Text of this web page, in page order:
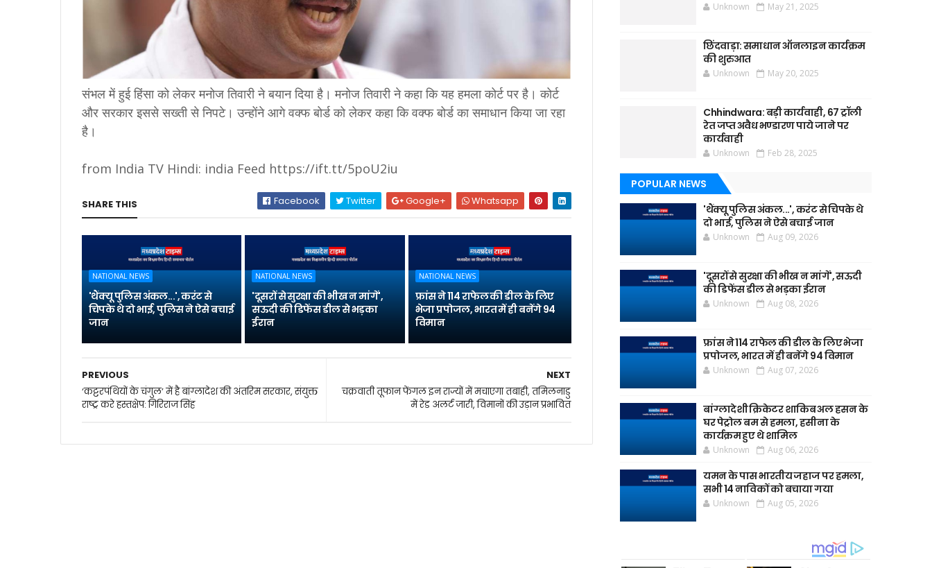
संभल में हुई हिंसा को लेकर मनोज तिवारी ने बयान दिया है। मनोज तिवारी ने कहा कि यह हमला कोर्ट पर है। कोर्ट
और सरकार इससे सख्ती से निपटे। उन्होंने आगे वक्फ बोर्ड को लेकर कहा कि वक्फ बोर्ड का समाधान किया जा रहा
है।
from India TV Hindi: india Feed https://ift.tt/5poU2iu
SHARE THIS Facebook Twitter Google+ Whatsapp
NATIONAL NEWS
'थैंक्यू पुलिस अंकल...', करंट से
चिपके थे दो भाई, पुलिस ने ऐसे बचाई
जान
NATIONAL NEWS
'दूसरों से सुरक्षा की भीख न मांगें',
सऊदी की डिफेंस डील से भड़का
ईरान
NATIONAL NEWS
फ्रांस ने 114 राफेल की डील के लिए
भेजा प्रपोजल, भारत में ही बनेंगे 94
विमान
NEXT
चक्रवाती तूफान फेंगल इन राज्यों में मचाएगा तबाही, तमिलनाडु
में रेड अलर्ट जारी, विमानों की उड़ान प्रभावित
PREVIOUS
‘कट्टरपंथियों के चंगुल’ में है बांग्लादेश की अंतरिम सरकार, संयुक्त
राष्ट्र करे हस्तक्षेप: गिरिराज सिंह
Unknown May 21, 2025
छिंदवाड़ा: समाधान ऑनलाइन कार्यक्रम
की शुरुआत
Unknown May 20, 2025
Chhindwara: बड़ी कार्यवाही, 67 ट्रॉली
रेत जप्त अवैध भण्डारण पाये जाने पर
कार्यवाही
Unknown Feb 28, 2025
POPULAR NEWS
'थैंक्यू पुलिस अंकल...', करंट से चिपके थे
दो भाई, पुलिस ने ऐसे बचाई जान
Unknown Aug 09, 2026
'दूसरों से सुरक्षा की भीख न मांगें', सऊदी
की डिफेंस डील से भड़का ईरान
Unknown Aug 08, 2026
फ्रांस ने 114 राफेल की डील के लिए भेजा
प्रपोजल, भारत में ही बनेंगे 94 विमान
Unknown Aug 07, 2026
बांग्लादेशी क्रिकेटर शाकिब अल हसन के
घर पेट्रोल बम से हमला, हसीना के
कार्यक्रम हुए थे शामिल
Unknown Aug 06, 2026
यमन के पास भारतीय जहाज पर हमला,
सभी 14 नाविकों को बचाया गया
Unknown Aug 05, 2026